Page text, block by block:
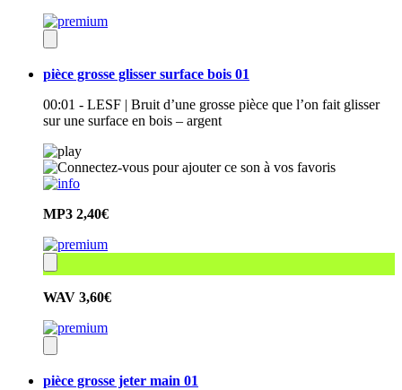
pièce grosse glisser surface bois 01
00:01 - LESF | Bruit d’une grosse pièce que l’on fait glisser
sur une surface en bois – argent
MP3 2,40€
WAV 3,60€
pièce grosse jeter main 01